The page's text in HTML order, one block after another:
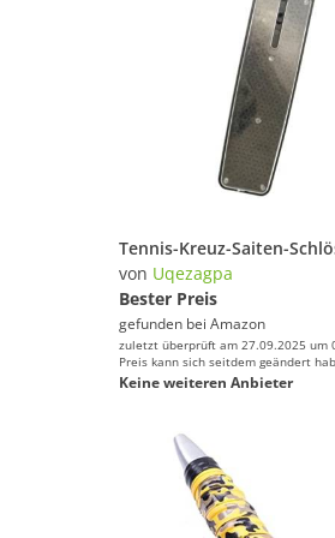
von Uqezagpa
Bester Preis
gefunden bei Amazon
zuletzt überprüft am 27.09.2025 um
Preis kann sich seitdem geändert
Keine weiteren Anbieter